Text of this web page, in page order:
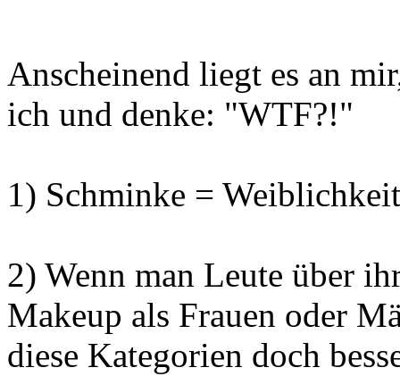
Anscheinend liegt es an
ich und denke: "WTF?!"
1) Schminke =
2) Wenn man Leute über
Makeup als Frauen oder
diese Kategorien doch